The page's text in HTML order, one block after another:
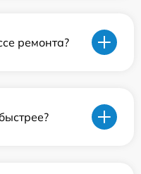
ремонта?